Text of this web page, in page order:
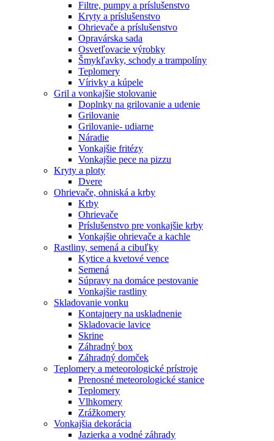
Filtre, pumpy a príslušenstvo
Kryty a príslušenstvo
Ohrievače a príslušenstvo
Opravárska sada
Osvetľovacie výrobky
Šmykľavky, schody a trampolíny
Teplomery
Vírivky a kúpele
Gril a vonkajšie stolovanie
Doplnky na grilovanie a udenie
Grilovanie
Grilovanie- udiarne
Náradie
Vonkajšie fritézy
Vonkajšie pece na pizzu
Kryty a ploty
Dvere
Ohrievače, ohniská a krby
Krby
Ohrievače
Príslušenstvo pre vonkajšie krby
Vonkajšie ohrievače a kachle
Rastliny, semená a cibuľky
Kytice a kvetové vence
Semená
Súpravy na domáce pestovanie
Vonkajšie rastliny
Skladovanie vonku
Kontajnery na uskladnenie
Skladovacie lavice
Skrine
Záhradný box
Záhradný domček
Teplomery a meteorologické prístroje
Prenosné meteorologické stanice
Teplomery
Vlhkomery
Zrážkomery
Vonkajšia dekorácia
Jazierka a vodné záhrady